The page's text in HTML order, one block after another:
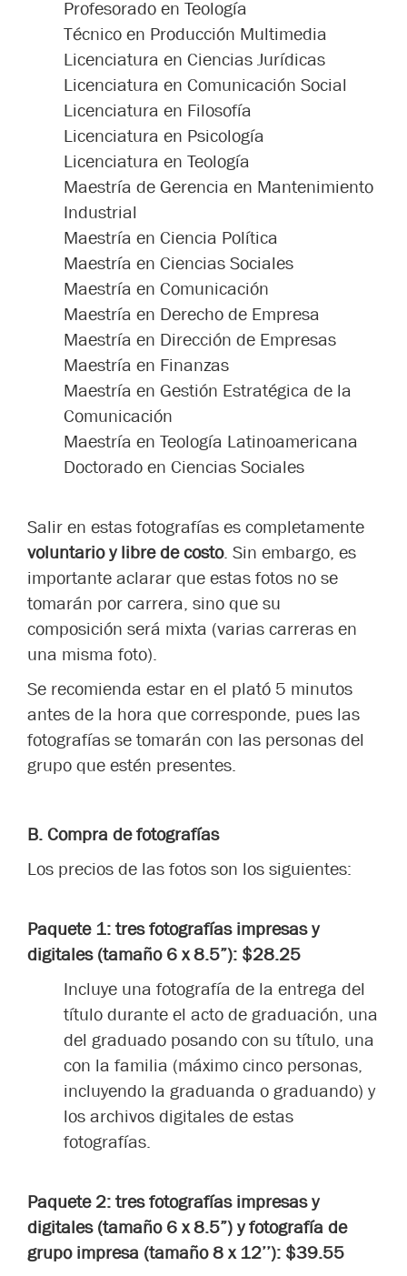
Profesorado en Teología
Técnico en Producción Multimedia
Licenciatura en Ciencias Jurídicas
Licenciatura en Comunicación Social
Licenciatura en Filosofía
Licenciatura en Psicología
Licenciatura en Teología
Maestría de Gerencia en Mantenimiento
Industrial
Maestría en Ciencia Política
Maestría en Ciencias Sociales
Maestría en Comunicación
Maestría en Derecho de Empresa
Maestría en Dirección de Empresas
Maestría en Finanzas
Maestría en Gestión Estratégica de la
Comunicación
Maestría en Teología Latinoamericana
Doctorado en Ciencias Sociales
Salir en estas fotografías es completamente
voluntario y libre de costo. Sin embargo, es
importante aclarar que estas fotos no se
tomarán por carrera, sino que su
composición será mixta (varias carreras en
una misma foto).
Se recomienda estar en el plató 5 minutos
antes de la hora que corresponde, pues las
fotografías se tomarán con las personas del
grupo que estén presentes.
B. Compra de fotografías
Los precios de las fotos son los siguientes:
Paquete 1: tres fotografías impresas y
digitales (tamaño 6 x 8.5”): $28.25
Incluye una fotografía de la entrega del
título durante el acto de graduación, una
del graduado posando con su título, una
con la familia (máximo cinco personas,
incluyendo la graduanda o graduando) y
los archivos digitales de estas
fotografías.
Paquete 2: tres fotografías impresas y
digitales (tamaño 6 x 8.5”) y fotografía de
grupo impresa (tamaño 8 x 12’’): $39.55